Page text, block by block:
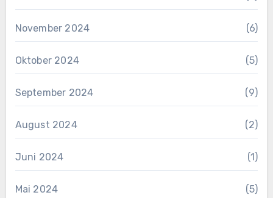
November 2024 (6)
Oktober 2024 (5)
September 2024 (9)
August 2024 (2)
Juni 2024 (1)
Mai 2024 (5)